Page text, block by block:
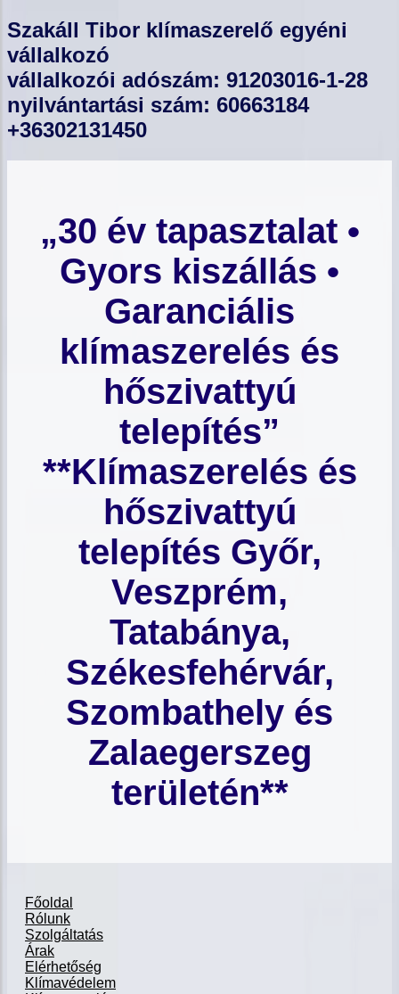
Szakáll Tibor klímaszerelő egyéni
vállalkozó
vállalkozói adószám: 91203016-1-28
nyilvántartási szám: 60663184
+36302131450
„30 év tapasztalat •
Gyors kiszállás •
Garanciális
klímaszerelés és
hőszivattyú
telepítés”
**Klímaszerelés és
hőszivattyú
telepítés Győr,
Veszprém,
Tatabánya,
Székesfehérvár,
Szombathely és
Zalaegerszeg
területén**
Főoldal
Rólunk
Szolgáltatás
Árak
Elérhetőség
Klímavédelem